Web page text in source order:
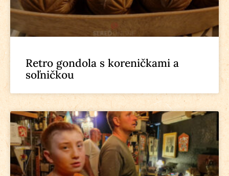
Retro gondola s koreničkami a
soľničkou